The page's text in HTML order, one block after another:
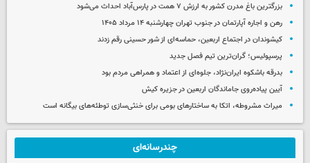
بزرگترین باغ مدرن کشور به ارزش ۷ همت در پارس‌آباد احداث می‌شود
رهن و اجاره آپارتمان در جنوب تهران چهارشنبه ۱۴ مرداد ۱۴۰۵
کیشوندان در اجتماع اربعین، حماسه‌ای از شور حسینی رقم زدند
پرسپولیس؛ گران‌ترین تیم فصل جدید
بدرقه باشکوه ایران‌نژاد، جلوه‌ای از اعتماد و همراهی مردم بود
آیین پیاده‌روی جاماندگان اربعین در جزیره کیش
میراث مشروطه، اتکا به ساختارهای بومی برای خنثی‌سازی توطئه‌های بیگانه است
چندرسانه‌ای